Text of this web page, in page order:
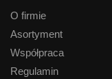
O firmie
Asortyment
Współpraca
Regulamin